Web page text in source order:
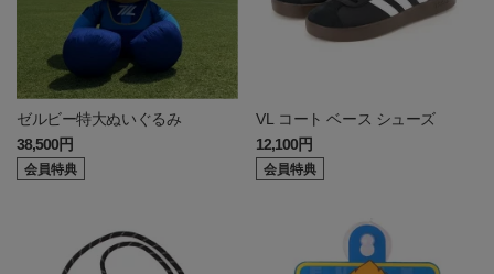
ゼルビー特大ぬいぐるみ
38,500円
会員特典
VL コート ベース シューズ
12,100円
会員特典